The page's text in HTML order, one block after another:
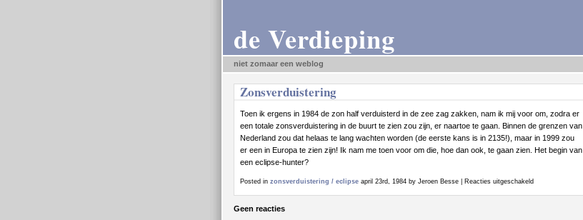
de Verdieping
niet zomaar een weblog
Zonsverduistering
Toen ik ergens in 1984 de zon half verduisterd in de zee zag zakken, nam ik mij voor om, zodra er
een totale zonsverduistering in de buurt te zien zou zijn, er naartoe te gaan. Binnen de grenzen van
Nederland zou dat helaas te lang wachten worden (de eerste kans is in 2135!), maar in 1999 zou
er een in Europa te zien zijn! Ik nam me toen voor om die, hoe dan ook, te gaan zien. Het begin van
een eclipse-hunter?
Posted in zonsverduistering / eclipse april 23rd, 1984 by Jeroen Besse | Reacties uitgeschakeldvoor
Geen reacties